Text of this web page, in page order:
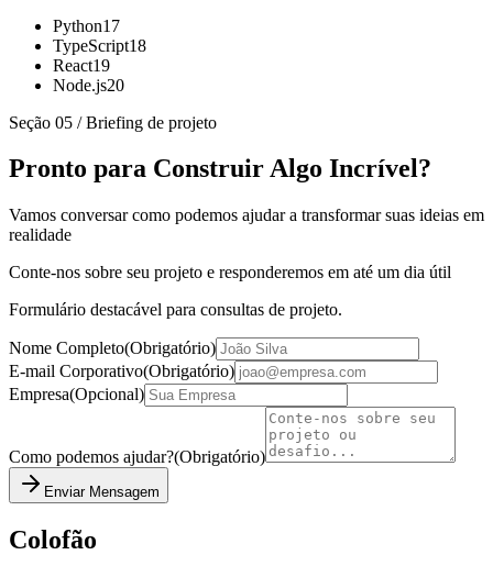
Python17
TypeScript18
React19
Node.js20
Seção 05 / Briefing de projeto
Pronto para Construir Algo Incrível?
Vamos conversar como podemos ajudar a transformar suas ideias em
realidade
Conte-nos sobre seu projeto e responderemos em até um dia útil
Formulário destacável para consultas de projeto.
Nome Completo(Obrigatório)
E-mail Corporativo(Obrigatório)
Empresa(Opcional)
Como podemos ajudar?(Obrigatório)
Enviar Mensagem
Colofão